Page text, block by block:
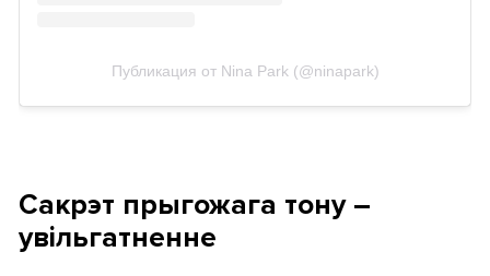
Публикация от Nina Park (@ninapark)
Сакрэт прыгожага тону –
увільгатненне